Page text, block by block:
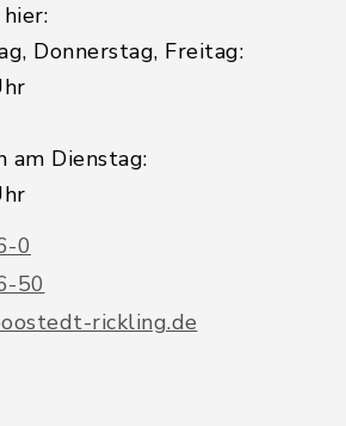
Donnerstag, Freitag:
am Dienstag:
0
50
rickling.de